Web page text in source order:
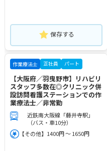
保存する
作業療法士 正社員 パート
【大阪府／羽曳野市】リハビリ
スタッフ多数在◎クリニック併
設訪問看護ステーションでの作
業療法士／非常勤
近鉄南大阪線「藤井寺駅」
（バス・車10分）
【その他】1400円 ～ 1650円